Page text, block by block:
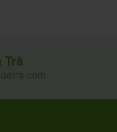
Trà